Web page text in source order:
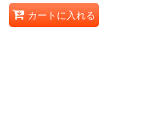
カートに入れる